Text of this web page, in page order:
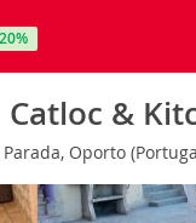
&
Oporto